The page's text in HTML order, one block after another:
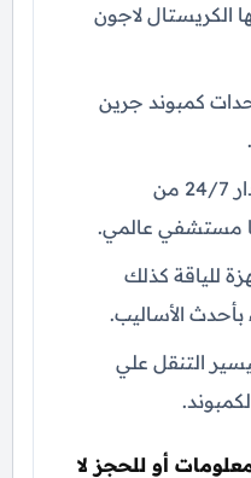
الكريستال لاجون
كمبوند جرين
أقوي رعاية طبية علي مدار 24/7 من
مستشفي عالمي.
للياقة كذلك
الأساليب.
التنقل علي
أو للحجز لا